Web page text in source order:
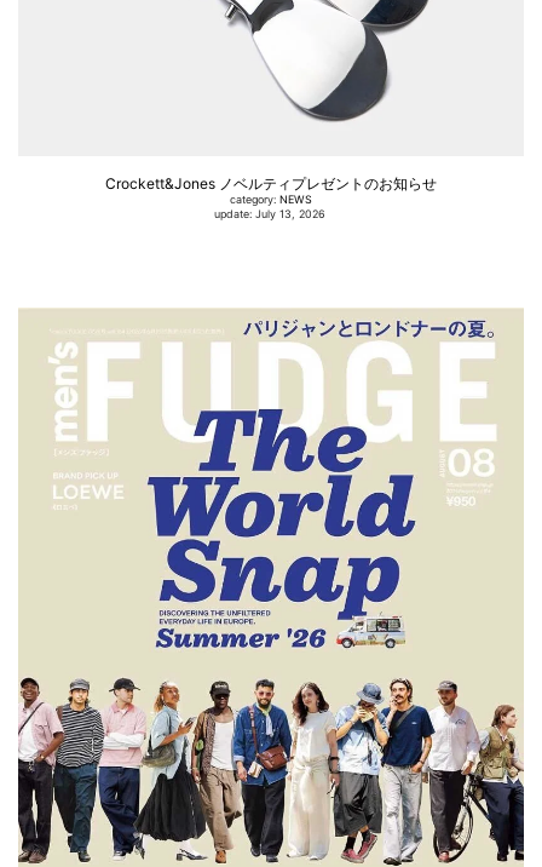
Crockett&Jones ノベルティプレゼントのお知らせ
category: NEWS
update: July 13, 2026